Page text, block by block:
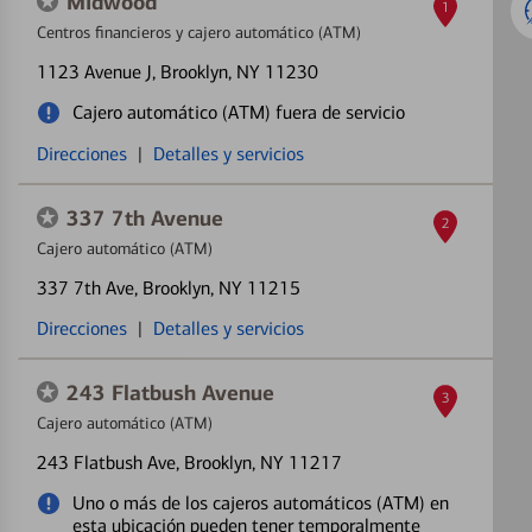
Centros financieros y cajero automático (ATM)
1123 Avenue J, Brooklyn, NY 11230
Cajero automático (ATM) fuera de servicio
Direcciones | Detalles y servicios
1
337 7th Avenue
Cajero automático (ATM)
337 7th Ave, Brooklyn, NY 11215
Direcciones | Detalles y servicios
2
243 Flatbush Avenue
Cajero automático (ATM)
243 Flatbush Ave, Brooklyn, NY 11217
Uno o más de los cajeros automáticos (ATM) en
esta ubicación pueden tener temporalmente
3